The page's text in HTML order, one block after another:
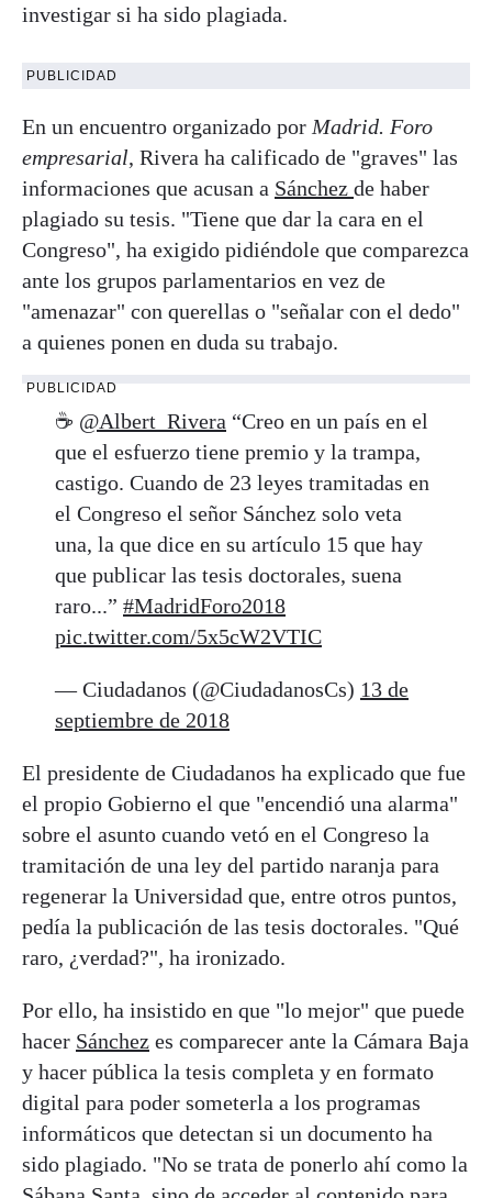
investigar si ha sido plagiada.
PUBLICIDAD
En un encuentro organizado por Madrid. Foro
empresarial, Rivera ha calificado de "graves" las
informaciones que acusan a Sánchez de haber
plagiado su tesis. "Tiene que dar la cara en el
Congreso", ha exigido pidiéndole que comparezca
ante los grupos parlamentarios en vez de
"amenazar" con querellas o "señalar con el dedo"
a quienes ponen en duda su trabajo.
PUBLICIDAD
☕️ @Albert_Rivera “Creo en un país en el
que el esfuerzo tiene premio y la trampa,
castigo. Cuando de 23 leyes tramitadas en
el Congreso el señor Sánchez solo veta
una, la que dice en su artículo 15 que hay
que publicar las tesis doctorales, suena
raro...” #MadridForo2018
pic.twitter.com/5x5cW2VTIC
— Ciudadanos (@CiudadanosCs) 13 de
septiembre de 2018
El presidente de Ciudadanos ha explicado que fue
el propio Gobierno el que "encendió una alarma"
sobre el asunto cuando vetó en el Congreso la
tramitación de una ley del partido naranja para
regenerar la Universidad que, entre otros puntos,
pedía la publicación de las tesis doctorales. "Qué
raro, ¿verdad?", ha ironizado.
Por ello, ha insistido en que "lo mejor" que puede
hacer Sánchez es comparecer ante la Cámara Baja
y hacer pública la tesis completa y en formato
digital para poder someterla a los programas
informáticos que detectan si un documento ha
sido plagiado. "No se trata de ponerlo ahí como la